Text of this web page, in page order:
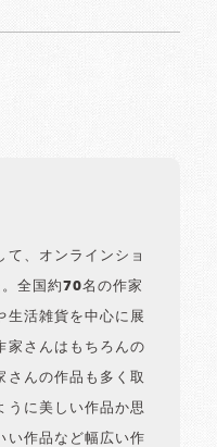
て、オンラインショ
全国約70名の作家
生活雑貨を中心に展
家さんはもちろんの
さんの作品も多く取
うに美しい作品か思
い作品など幅広い作